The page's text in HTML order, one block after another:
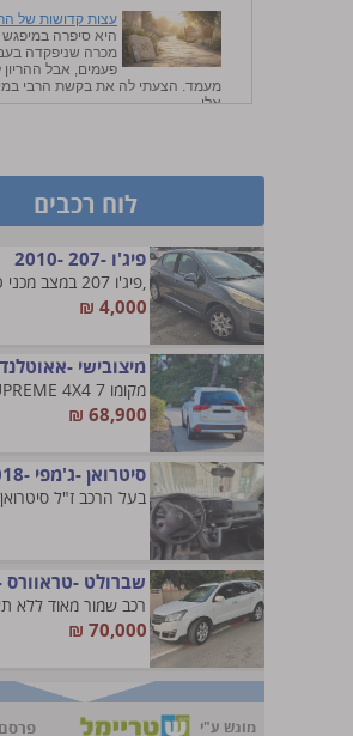
עצות קדושות של
היא סיפרה
מכרה שניפקדה
פעמים, אבל
מעמד. הצעתי לה את בקשת הרבי
אלו, ...